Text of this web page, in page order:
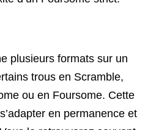
plusieurs formats sur un
trous en Scramble,
ou en Foursome. Cette
en permanence et